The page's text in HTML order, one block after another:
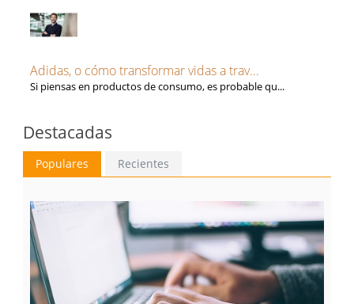
Adidas, o cómo transformar vidas a trav...
Si piensas en productos de consumo, es probable qu...
Destacadas
Populares Recientes